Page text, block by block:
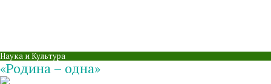
Наука и Культура
«Родина – одна»